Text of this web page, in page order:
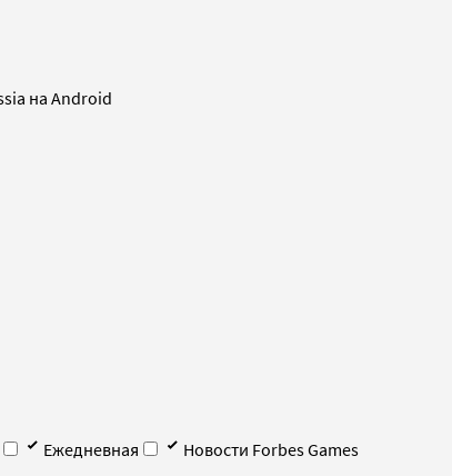
на Android
Ежедневная
Новости Forbes Games